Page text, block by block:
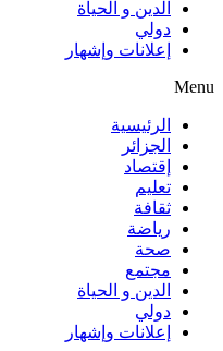
الدين و الحياة
دولي
إعلانات وإشهار
Menu
الرئيسية
الجزائر
إقتصاد
تعليم
ثقافة
رياضة
صحة
مجتمع
الدين و الحياة
دولي
إعلانات وإشهار